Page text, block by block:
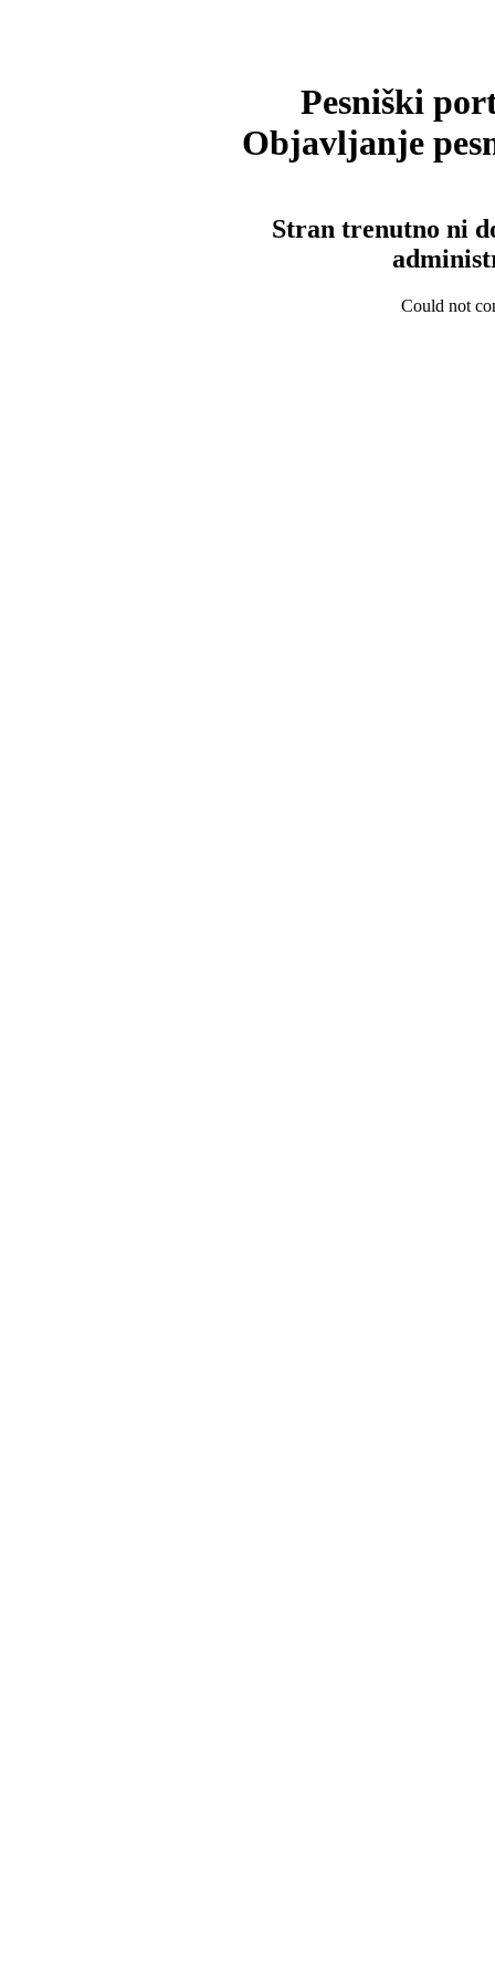
Pesniški
Objavljanje
Stran trenutno ni
Could not